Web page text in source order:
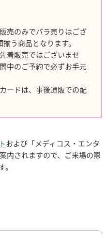
売のみでバラ売りはござ
う商品となります。
着販売ではございませ
中のご予約で必ずお手元
ードは、事後通販での配
および「メディコス・エンタ
内されますので、ご来場の際